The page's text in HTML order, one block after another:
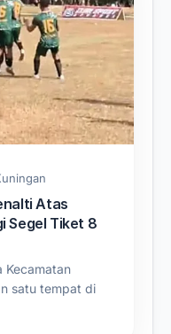
Atas
Segel Tiket 8
Kecamatan
satu tempat di